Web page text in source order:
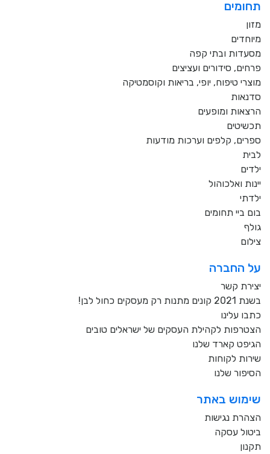
תחומים
מזון
מיוחדים
מסעדות ובתי קפה
פרחים, סידורים ועציצים
מוצרי טיפוח, יופי, בריאות וקוסמטיקה
סדנאות
הרצאות ומופעים
תכשיטים
ספרים, קלפים וערכות מודעות
לבית
ילדים
יינות ואלכוהול
ילדתי
בום ביי תחומים
גולף
צילום
על החברה
יצירת קשר
בשנת 2021 קונים מתנות רק מעסקים כחול לבן!
כתבו עלינו
הצטרפות לקהילת העסקים של ישראלים טובים
הגיפט קארד שלנו
שירות לקוחות
הסיפור שלנו
שימוש באתר
הצהרת נגישות
ביטול עסקה
תקנון